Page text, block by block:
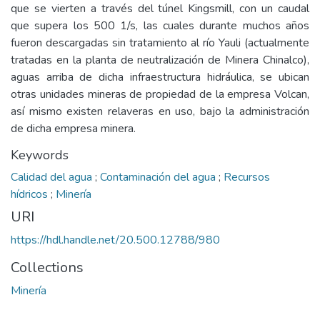
que se vierten a través del túnel Kingsmill, con un caudal
que supera los 500 1/s, las cuales durante muchos años
fueron descargadas sin tratamiento al río Yauli (actualmente
tratadas en la planta de neutralización de Minera Chinalco),
aguas arriba de dicha infraestructura hidráulica, se ubican
otras unidades mineras de propiedad de la empresa Volcan,
así mismo existen relaveras en uso, bajo la administración
de dicha empresa minera.
Keywords
Calidad del agua ; Contaminación del agua ; Recursos
hídricos ; Minería
URI
https://hdl.handle.net/20.500.12788/980
Collections
Minería